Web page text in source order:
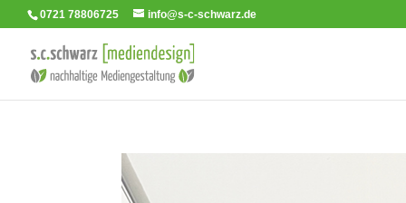
0721 78806725 info@s-c-schwarz.de